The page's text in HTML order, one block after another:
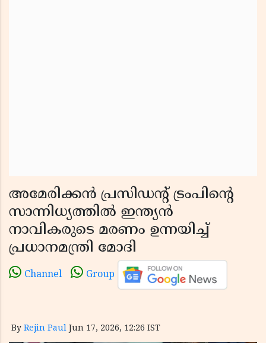
അമേരിക്കൻ പ്രസിഡൻ്റ് ട്രംപിൻ്റെ
സാന്നിധ്യത്തിൽ ഇന്ത്യൻ
നാവികരുടെ മരണം ഉന്നയിച്ച്
പ്രധാനമന്ത്രി മോദി
Channel Group
By Rejin Paul Jun 17, 2026, 12:26 IST